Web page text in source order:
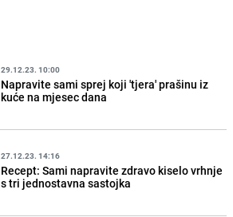
29.12.23. 10:00
Napravite sami sprej koji 'tjera' prašinu iz
kuće na mjesec dana
27.12.23. 14:16
Recept: Sami napravite zdravo kiselo vrhnje
s tri jednostavna sastojka